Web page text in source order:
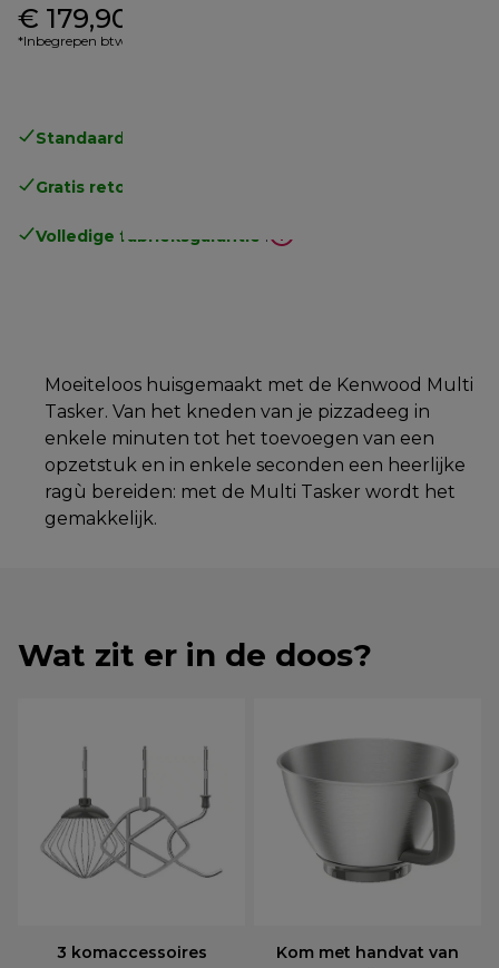
€ 179,90
*Inbegrepen btw
Standaard gratis verzending
Gratis retourneren
Volledige fabrieksgarantie .
Moeiteloos huisgemaakt met de Kenwood Multi
Tasker. Van het kneden van je pizzadeeg in
enkele minuten tot het toevoegen van een
opzetstuk en in enkele seconden een heerlijke
ragù bereiden: met de Multi Tasker wordt het
gemakkelijk.
Wat zit er in de doos?
3 komaccessoires
Kom met handvat van